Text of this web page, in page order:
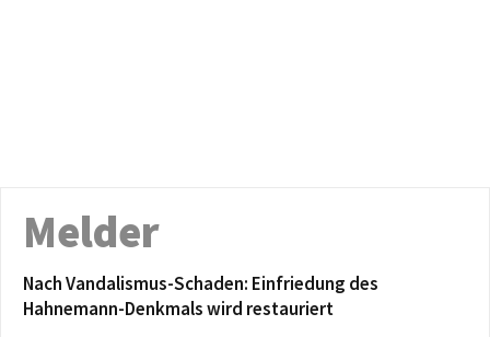
Melder
Nach Vandalismus-Schaden: Einfriedung des
Hahnemann-Denkmals wird restauriert